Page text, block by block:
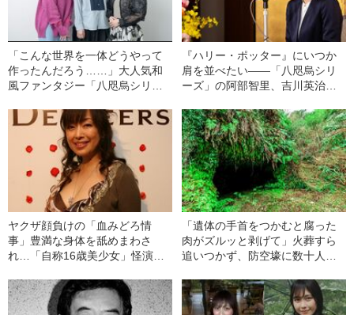
「こんな世界を一体どうやって
作ったんだろう……」大人気和
風ファンタジー「八咫烏シリー
『ハリー・ポッター』にいつか
肩を並べたい――「八咫烏シリ
ーズ」の阿部智里、吉川英治文
ヤクザ顔負けの「血みどろ情
事」豊満な身体を舐めまわさ
れ…「自称16歳美少女」怪演
ぎる“熟れ方”
「遺体の手首をつかむと腐った
肉がズルッと剥げて」火葬すら
追いつかず、防空壕に数十人
た少年兵が明かした“過酷すぎる
任務”とは